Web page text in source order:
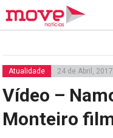
Atualidade 24 de Abril, 2017
Vídeo –
Monteiro